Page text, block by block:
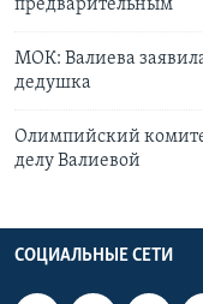
предварительным
МОК: Валиева
дедушка
Олимпийский
делу Валиевой
СОЦИАЛЬНЫЕ СЕТИ